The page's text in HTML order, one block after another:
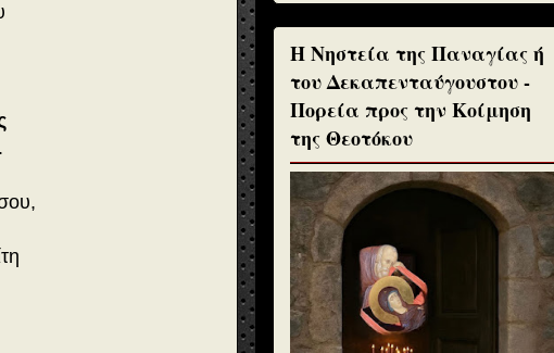
H Νηστεία της Παναγίας ή
του Δεκαπενταύγουστου -
Πορεία προς την Κοίμηση
της Θεοτόκου